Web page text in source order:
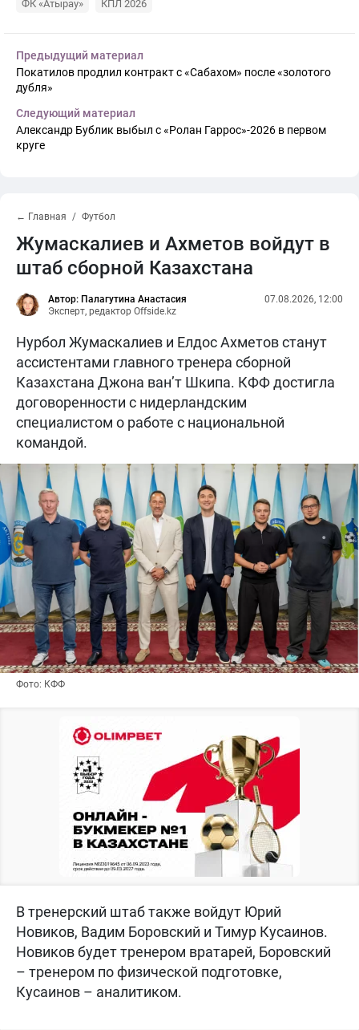
ФК «Атырау» КПЛ 2026
Предыдущий материал
Покатилов продлил контракт с «Сабахом» после «золотого
дубля»
Следующий материал
Александр Бублик выбыл с «Ролан Гаррос»-2026 в первом
круге
← Главная Футбол
Жумаскалиев и Ахметов войдут в
штаб сборной Казахстана
Автор: Палагутина Анастасия
Эксперт, редактор Offside.kz
07.08.2026, 12:00
Нурбол Жумаскалиев и Елдос Ахметов станут
ассистентами главного тренера сборной
Казахстана Джона ван’т Шкипа. КФФ достигла
договоренности с нидерландским
специалистом о работе с национальной
командой.
Фото: КФФ
В тренерский штаб также войдут Юрий
Новиков, Вадим Боровский и Тимур Кусаинов.
Новиков будет тренером вратарей, Боровский
– тренером по физической подготовке,
Кусаинов – аналитиком.